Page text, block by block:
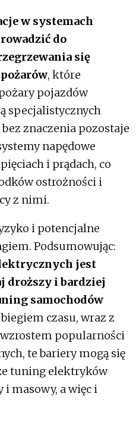
w systemach
do
się
, które
pojazdów
specjalistycznych
znaczenia pozostaje
napędowe
i prądach, co
ostrożności i
z nimi.
i potencjalne
Podsumowując:
jest
droższy i bardziej
samochodów
biegiem czasu, wraz z
popularności
te bariery mogą się
tuning elektryków
i masowy, a więc i